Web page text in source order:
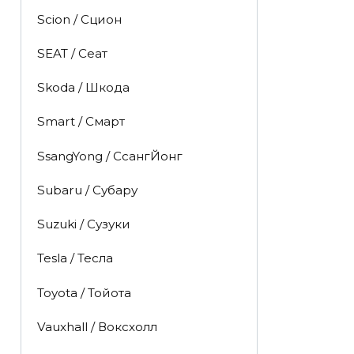
Scion / Сцион
SEAT / Сеат
Skoda / Шкода
Smart / Смарт
SsangYong / СсангЙонг
Subaru / Субару
Suzuki / Сузуки
Tesla / Тесла
Toyota / Тойота
Vauxhall / Воксхолл